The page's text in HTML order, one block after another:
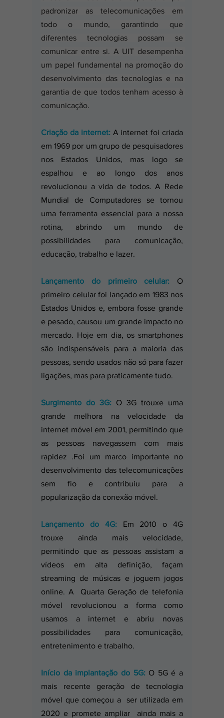
padronizar as telecomunicações em
todo o mundo, garantindo que
diferentes tecnologias possam se
comunicar entre si. A UIT desempenha
um papel fundamental na promoção do
desenvolvimento das tecnologias e na
garantia de que todos tenham acesso à
comunicação.
Criação da internet: A internet foi criada
em 1969 por um grupo de pesquisadores
nos Estados Unidos, mas logo se
espalhou e ao longo dos anos
revolucionou a vida de todos. A Rede
Mundial de Computadores se tornou
uma ferramenta essencial para a nossa
rotina, abrindo um mundo de
possibilidades para comunicação,
educação, trabalho e lazer.
Lançamento do primeiro celular: O
primeiro celular foi lançado em 1983 nos
Estados Unidos e, embora fosse grande
e pesado, causou um grande impacto no
mercado. Hoje em dia, os smartphones
são indispensáveis para a maioria das
pessoas, sendo usados não só para fazer
ligações, mas para praticamente tudo.
Surgimento do 3G: O 3G trouxe uma
grande melhora na velocidade da
internet móvel em 2001, permitindo que
as pessoas navegassem com mais
rapidez .Foi um marco importante no
desenvolvimento das telecomunicações
sem fio e contribuiu para a
popularização da conexão móvel.
Lançamento do 4G: Em 2010 o 4G
trouxe ainda mais velocidade,
permitindo que as pessoas assistam a
vídeos em alta definição, façam
streaming de músicas e joguem jogos
online. A  Quarta Geração de telefonia
móvel revolucionou a forma como
usamos a internet e abriu novas
possibilidades para comunicação,
entretenimento e trabalho.
Início da implantação do 5G: O 5G é a
mais recente geração de tecnologia
móvel que começou a  ser utilizada em
2020 e promete ampliar  ainda mais a